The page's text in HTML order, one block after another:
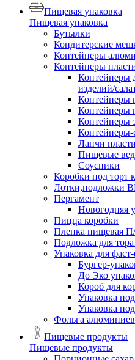
Пищевая упаковка
Пищевая упаковка
Бутылки
Кондитерские
Контейнеры
Контейнеры
Контейнеры
изделий/
Контейнеры
Контейнеры
Контейнеры
Ланчи
Пищевые
Соусники
Коробки под торт
Лотки,подложки
Пергамент
Новогодняя
Пицца коробки
Пленка пищевая
Подложка для
Упаковка для
Бургер-
До Эко
Короб для
Упаковка
Упаковка
Фольга
Пищевые продукты
Пищевые продукты